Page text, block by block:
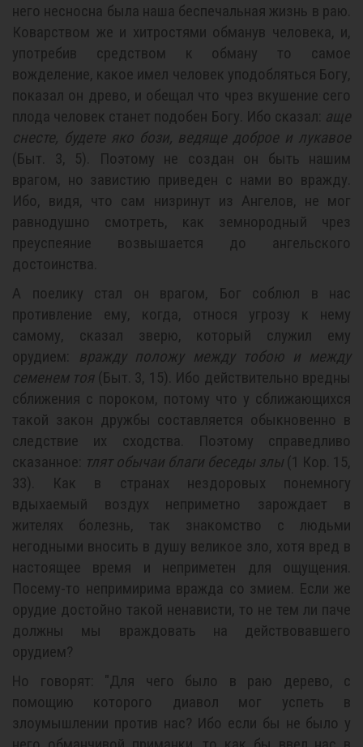
него несносна была наша беспечальная жизнь в раю.
Коварством же и хитростями обманув человека, и,
употребив средством к обману то самое
вожделение, какое имел человек уподобляться Богу,
показал он древо, и обещал что чрез вкушение сего
плода человек станет подобен Богу. Ибо сказал: аще
снесте, будете яко бози, ведяще доброе и лукавое
(Быт. 3, 5). Поэтому не создан он быть нашим
врагом, но завистию приведен с нами во вражду.
Ибо, видя, что сам низринут из Ангелов, не мог
равнодушно смотреть, как земнородный чрез
преуспеяние возвышается до ангельского
достоинства.
А поелику стал он врагом, Бог соблюл в нас
противление ему, когда, относя угрозу к нему
самому, сказал зверю, который служил ему
орудием:
вражду положу между тобою и между
семенем тоя(Быт. 3, 15). Ибо действительно вредны
сближения с пороком, потому что у сближающихся
такой закон дружбы составляется обыкновенно в
следствие их сходства. Поэтому справедливо
сказанное: тлят обычаи благи беседы злы (1 Кор. 15,
33). Как в странах нездоровых понемногу
вдыхаемый воздух неприметно зарождает в
жителях болезнь, так знакомство с людьми
негодными вносить в душу великое зло, хотя вред в
настоящее время и неприметен для ощущения.
Посему-то непримирима вражда со змием. Если же
орудие достойно такой ненависти, то не тем ли паче
должны мы враждовать на действовавшего
орудием?
Но говорят: "Для чего было в раю дерево, с
помощию которого диавол мог успеть в
злоумышлении против нас? Ибо если бы не было у